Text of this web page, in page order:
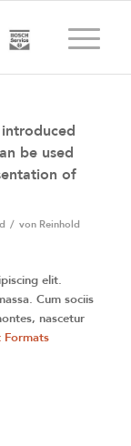
be used
of
/ von Reinhold
elit.
Cum sociis
nascetur
Formats